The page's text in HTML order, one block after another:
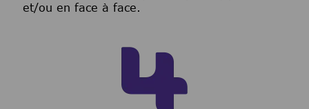
et/ou en face à face.